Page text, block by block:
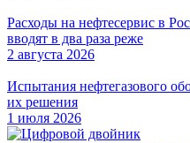
Расходы на нефтесервис в
вводят в два раза реже
2 августа 2026
Испытания нефтегазового
их решения
1 июля 2026